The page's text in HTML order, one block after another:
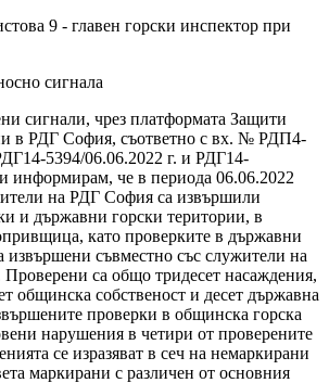
9 - главен горски инспектор при
сигнала
сигнали, чрез платформата Защити
в РДГ София, съответно с вх. № РДП4-
5394/06.06.2022 г. и РДГ14-
информирам, че в периода 06.06.2022
на РДГ София са извършили
и държавни горски територии, в
като проверките в държавни
извършени съвместно със служители на
са общо тридесет насаждения,
общинска собственост и десет държавна
проверки в общинска горска
нарушения в четири от проверените
се изразяват в сеч на немаркирани
маркирани с различен от основния